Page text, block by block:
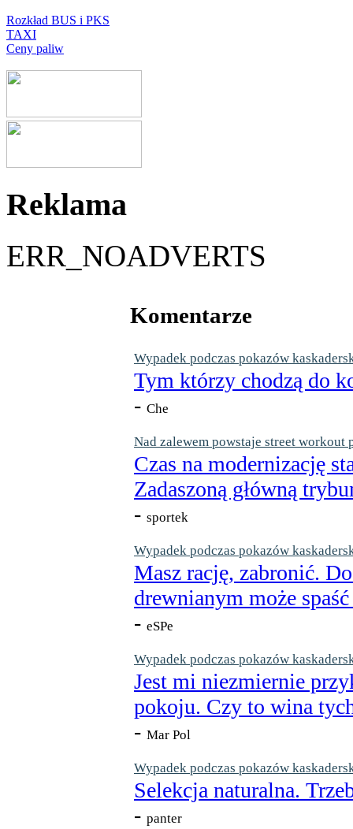
Rozkład BUS i PKS
TAXI
Ceny paliw
Reklama
ERR_NOADVERTS
Komentarze
Wypadek podczas pokazów
Tym którzy chodzą do
- Che
Nad zalewem powstaje street workout
Czas na modernizację
Zadaszoną główną
- sportek
Wypadek podczas pokazów
Masz rację, zabronić.
drewnianym może
- eSPe
Wypadek podczas pokazów
Jest mi niezmiernie
pokoju. Czy to wina
- Mar Pol
Wypadek podczas pokazów
Selekcja naturalna.
- panter